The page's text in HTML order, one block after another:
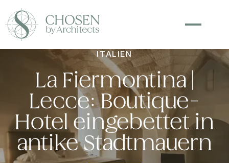
ITALIEN
La Fiermontina |
Lecce: Boutique-
Hotel eingebettet in
antike Stadtmauern